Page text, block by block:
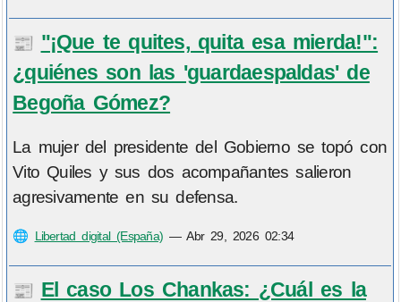
📰 "¡Que te quites, quita esa mierda!":
¿quiénes son las 'guardaespaldas' de
Begoña Gómez?
La mujer del presidente del Gobierno se topó con
Vito Quiles y sus dos acompañantes salieron
agresivamente en su defensa.
🌐 Libertad digital (España) —Abr 29, 2026 02:34
📰 El caso Los Chankas: ¿Cuál es la